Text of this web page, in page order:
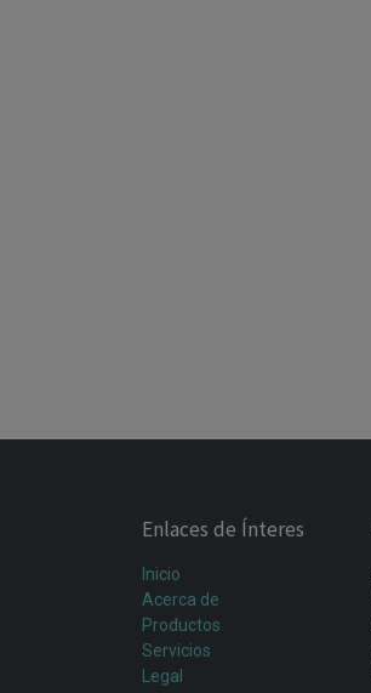
Enlaces de Ínteres
Inicio
Acerca de
Productos
Servicios
Legal